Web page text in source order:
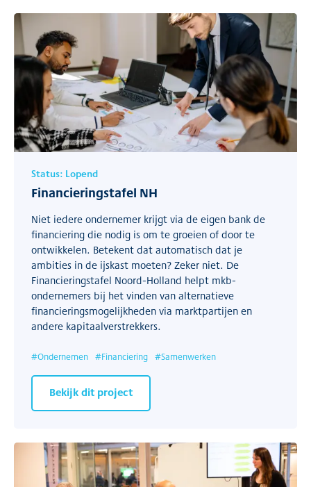
Status: Lopend
Financieringstafel NH
Niet iedere ondernemer krijgt via de eigen bank de
financiering die nodig is om te groeien of door te
ontwikkelen. Betekent dat automatisch dat je
ambities in de ijskast moeten? Zeker niet. De
Financieringstafel Noord-Holland helpt mkb-
ondernemers bij het vinden van alternatieve
financieringsmogelijkheden via marktpartijen en
andere kapitaalverstrekkers.
#Ondernemen #Financiering #Samenwerken
Bekijk dit project